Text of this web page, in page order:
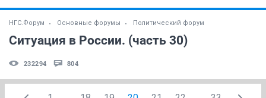
НГС.Форум Основные форумы Политический форум
Ситуация в России. (часть 30)
232294 804